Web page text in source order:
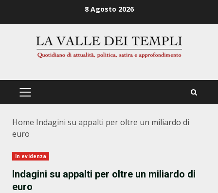
8 Agosto 2026
PRIMÄRES
Home Indagini su appalti per oltre un miliardo di
euro
In evidenza
Indagini su appalti per oltre un miliardo di
euro